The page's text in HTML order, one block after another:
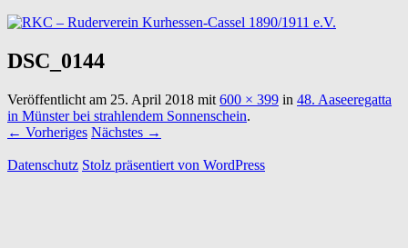
DSC_0144
Veröffentlicht am 25. April 2018 mit 600 × 399 in 48. Aaseeregatta
in Münster bei strahlendem Sonnenschein.
← Vorheriges Nächstes →
Datenschutz Stolz präsentiert von WordPress